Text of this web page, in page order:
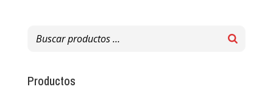
Productos